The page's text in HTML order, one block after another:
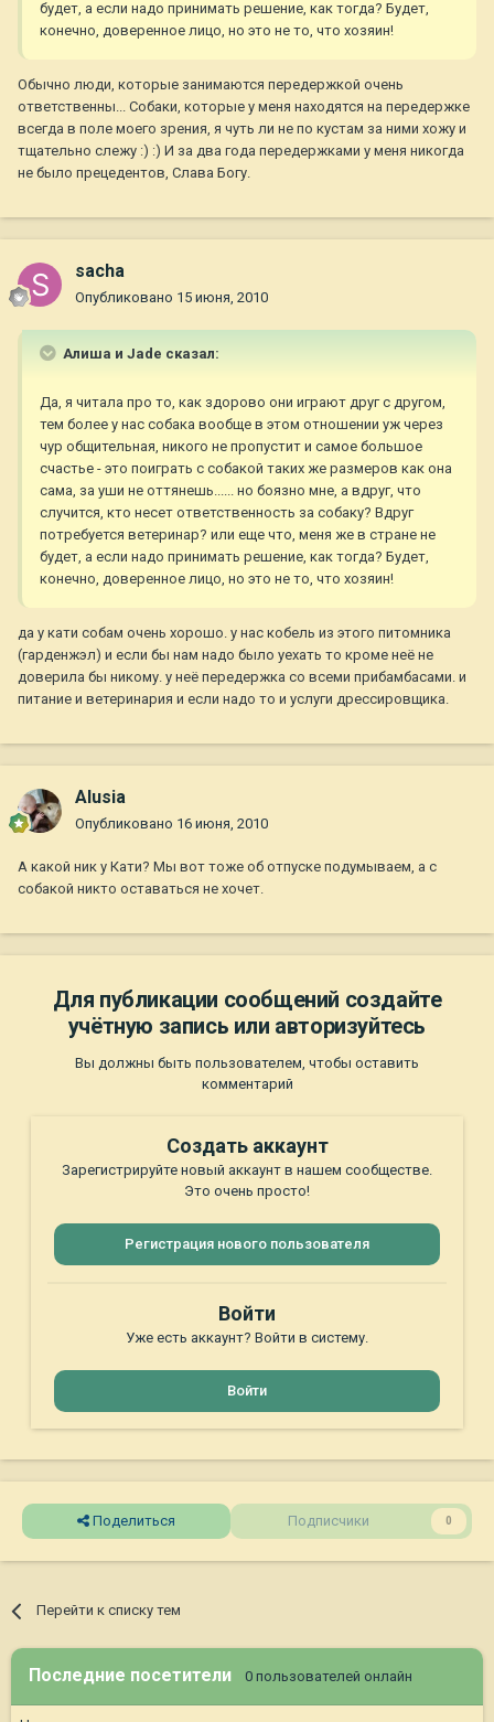
будет, а если надо принимать решение, как тогда? Будет,
конечно, доверенное лицо, но это не то, что хозяин!
Обычно люди, которые занимаются передержкой очень
ответственны... Собаки, которые у меня находятся на передержке
всегда в поле моего зрения, я чуть ли не по кустам за ними хожу и
тщательно слежу :) :) И за два года передержками у меня никогда
не было прецедентов, Слава Богу.
sacha
Опубликовано 15 июня, 2010
Алиша и Jade сказал:
Да, я читала про то, как здорово они играют друг с другом,
тем более у нас собака вообще в этом отношении уж через
чур общительная, никого не пропустит и самое большое
счастье - это поиграть с собакой таких же размеров как она
сама, за уши не оттянешь...... но боязно мне, а вдруг, что
случится, кто несет ответственность за собаку? Вдруг
потребуется ветеринар? или еще что, меня же в стране не
будет, а если надо принимать решение, как тогда? Будет,
конечно, доверенное лицо, но это не то, что хозяин!
да у кати собам очень хорошо. у нас кобель из этого питомника
(гарденжэл) и если бы нам надо было уехать то кроме неё не
доверила бы никому. у неё передержка со всеми прибамбасами. и
питание и ветеринария и если надо то и услуги дрессировщика.
Alusia
Опубликовано 16 июня, 2010
А какой ник у Кати? Мы вот тоже об отпуске подумываем, а с
собакой никто оставаться не хочет.
Для публикации сообщений создайте
учётную запись или авторизуйтесь
Вы должны быть пользователем, чтобы оставить
комментарий
Создать аккаунт
Зарегистрируйте новый аккаунт в нашем сообществе.
Это очень просто!
Регистрация нового пользователя
Войти
Уже есть аккаунт? Войти в систему.
Войти
Поделиться Подписчики 0
Перейти к списку тем
Последние посетители 0 пользователей онлайн